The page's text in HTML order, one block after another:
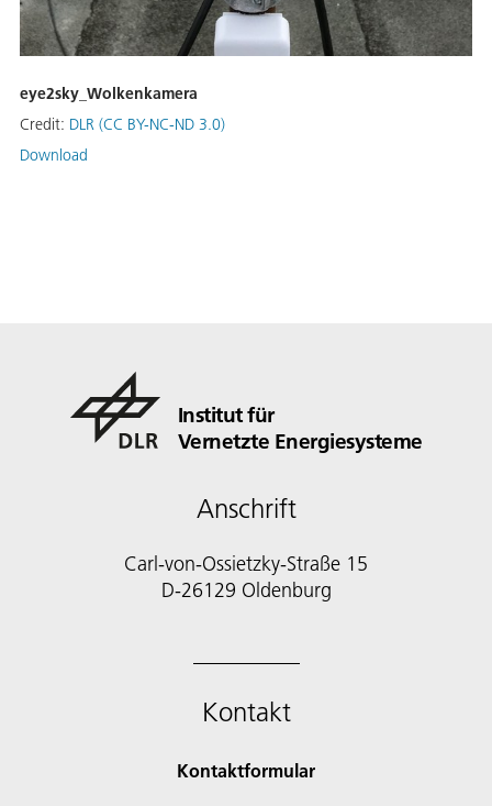
eye2sky_Wolkenkamera
Credit: DLR (CC BY-NC-ND 3.0)
Download
Institut für
Vernetzte Energiesysteme
Anschrift
Carl-von-Ossietzky-Straße 15
D-26129 Oldenburg
Kontakt
Kontaktformular